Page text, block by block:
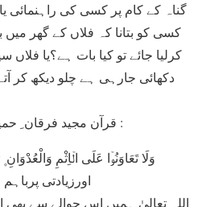
گناہ کے کام پر کسی کی راہنمائی
کسی کو بتانا کہ فلاں کے گھر
کرلیا جائے تو کیا بات ہے؟یا
دکھائی جارہی ہے چلو دیکھ کر
قرآن مجید فرقان ِ حمید میں رب تعالیٰ فرماتاہے :
وَلَا تَعَاوَنُوۡا عَلَی الۡاِثْمِ
اورزیادتی پرباہم مدد
اللہ تعالیٰ ہمیں اس حوالے سے